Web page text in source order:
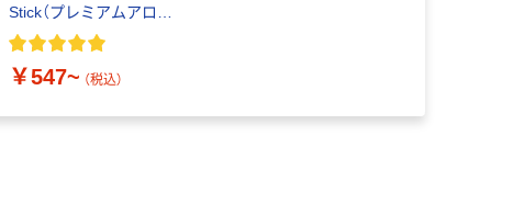
Stick（プレミアムアロマ
スティック） エステー
￥547~ （税込）